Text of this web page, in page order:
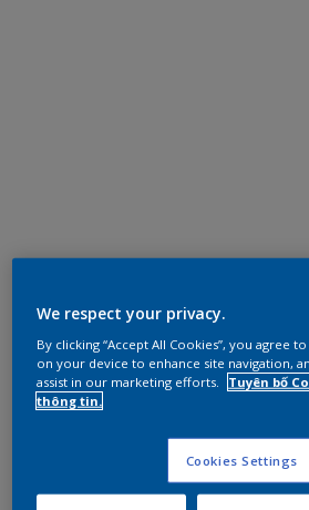
We respect your privacy.
By clicking “Accept All Cookies”, you agree
on your device to enhance site navigation,
assist in our marketing efforts.
Tuyên bố
thông tin.
Cookies Settings